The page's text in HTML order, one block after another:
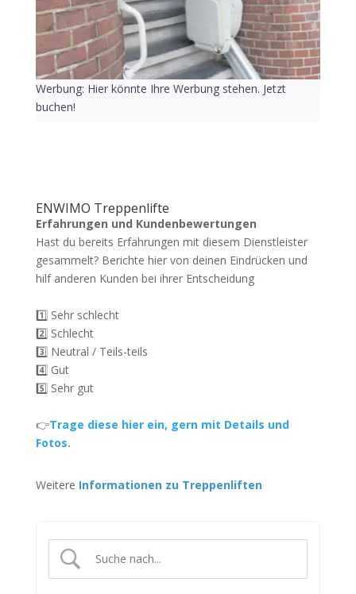
Werbung: Hier könnte Ihre Werbung stehen. Jetzt
buchen!
ENWIMO Treppenlifte
Erfahrungen und Kundenbewertungen
Hast du bereits Erfahrungen mit diesem Dienstleister
gesammelt? Berichte hier von deinen Eindrücken und
hilf anderen Kunden bei ihrer Entscheidung
1️⃣ Sehr schlecht
2️⃣ Schlecht
3️⃣ Neutral / Teils-teils
4️⃣ Gut
5️⃣ Sehr gut
👉Trage diese hier ein, gern mit Details und
Fotos.
Weitere Informationen zu Treppenliften